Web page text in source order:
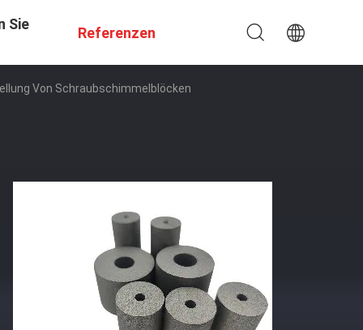
Sie
Referenzen
Von Schraubschimmelblöcken